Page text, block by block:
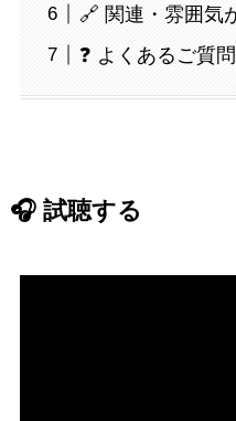
🔗 関連・雰囲気
❓ よくあるご質問
🎧 試聴する